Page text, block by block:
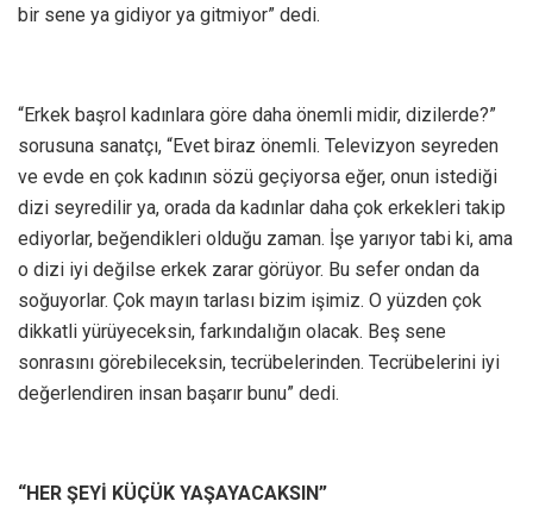
bir sene ya gidiyor ya gitmiyor” dedi.
“Erkek başrol kadınlara göre daha önemli midir, dizilerde?”
sorusuna sanatçı, “Evet biraz önemli. Televizyon seyreden
ve evde en çok kadının sözü geçiyorsa eğer, onun istediği
dizi seyredilir ya, orada da kadınlar daha çok erkekleri takip
ediyorlar, beğendikleri olduğu zaman. İşe yarıyor tabi ki, ama
o dizi iyi değilse erkek zarar görüyor. Bu sefer ondan da
soğuyorlar. Çok mayın tarlası bizim işimiz. O yüzden çok
dikkatli yürüyeceksin, farkındalığın olacak. Beş sene
sonrasını görebileceksin, tecrübelerinden. Tecrübelerini iyi
değerlendiren insan başarır bunu” dedi.
“HER ŞEYİ KÜÇÜK YAŞAYACAKSIN”